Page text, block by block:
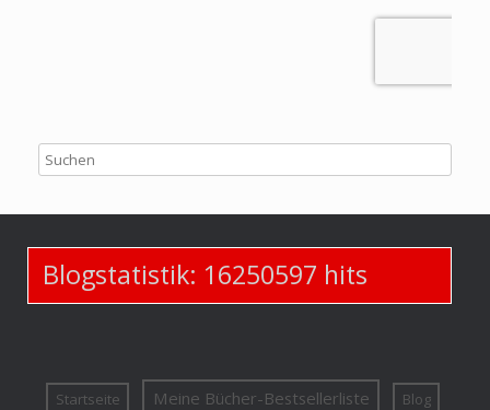
Blogstatistik: 16250597 hits
Startseite Meine Bücher-Bestsellerliste Blog